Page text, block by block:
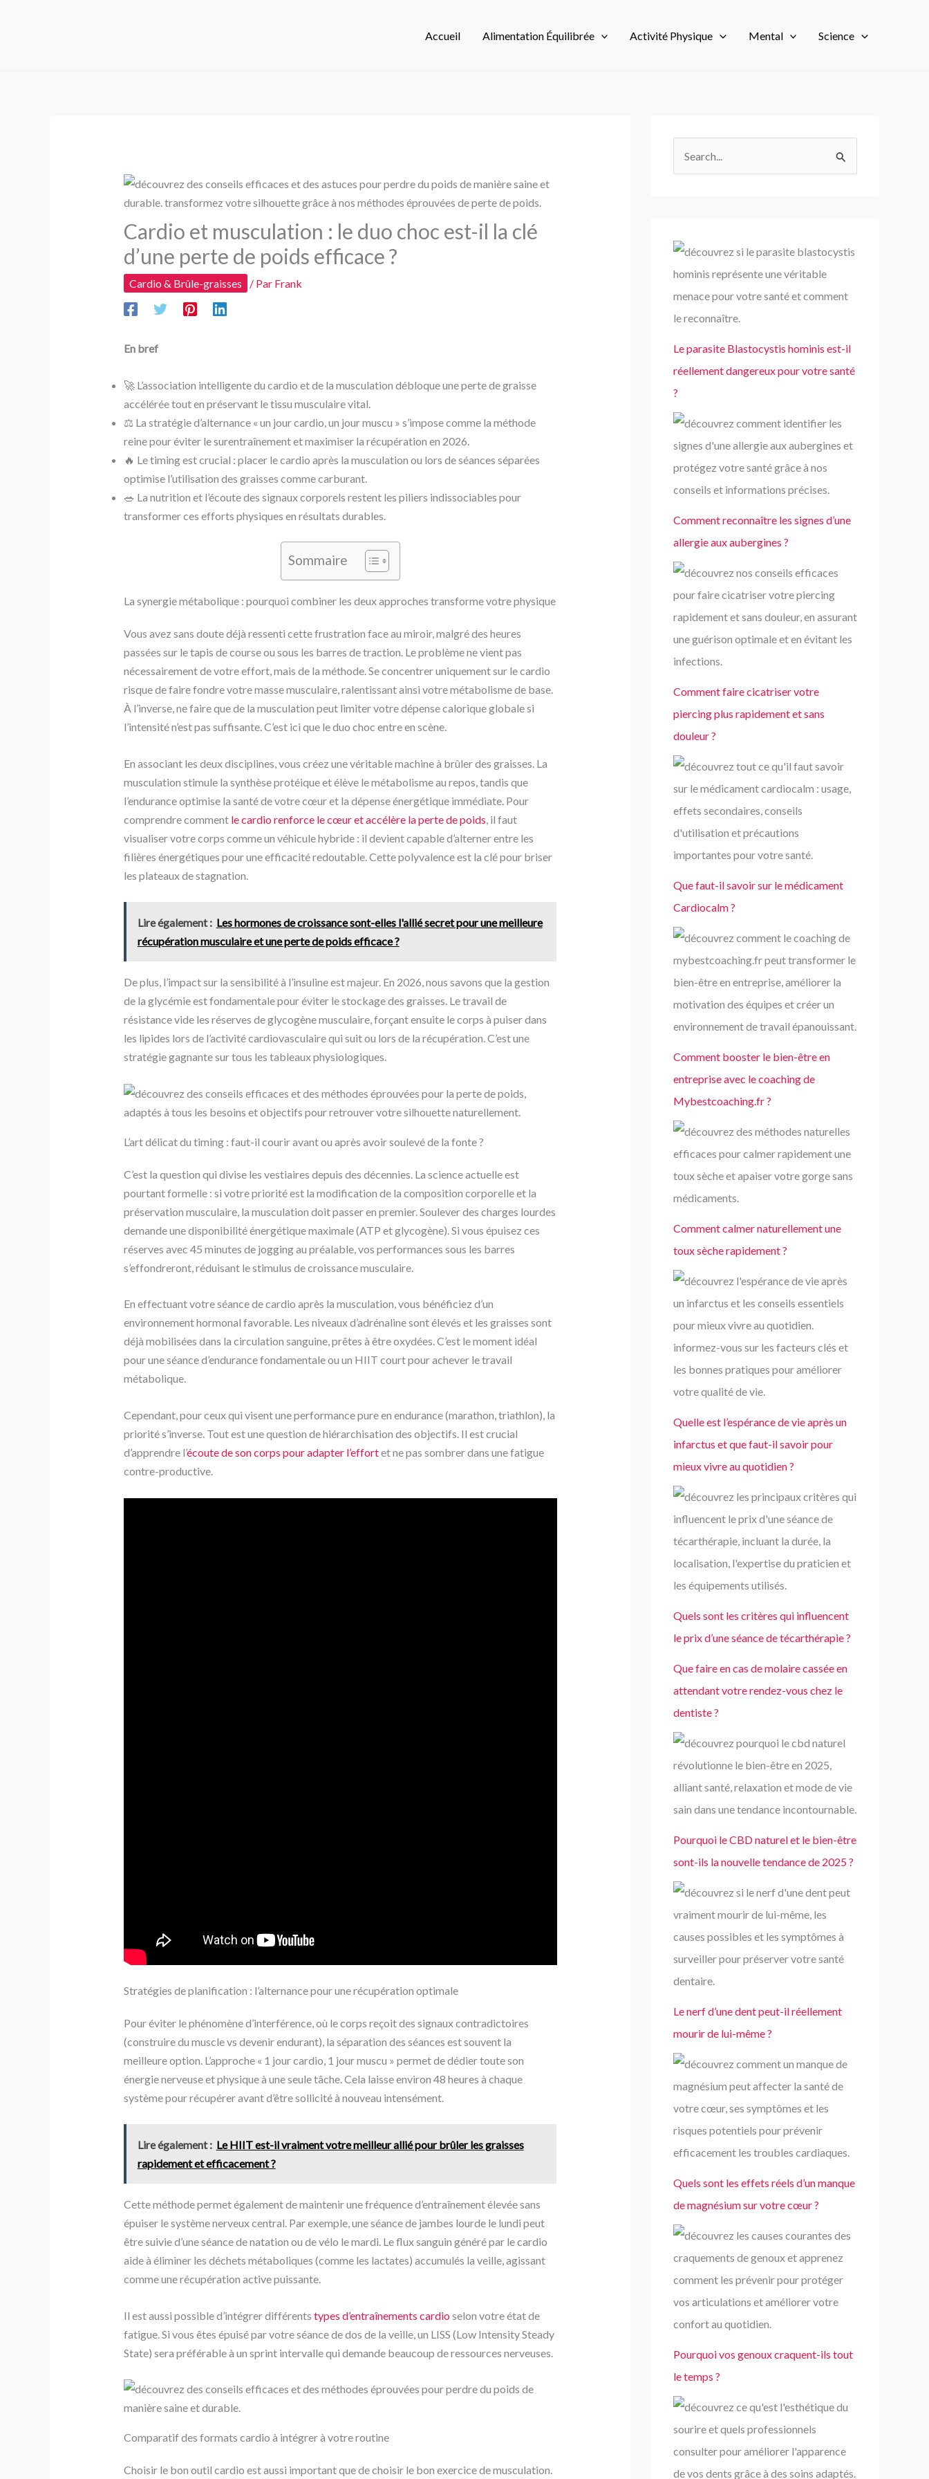
Accueil Alimentation Équilibrée Activité Physique Mental Science
Cardio et musculation : le duo choc est-il la clé
d’une perte de poids efficace ?
Cardio & Brûle-graisses / Par Frank
En bref
🚀 L’association intelligente du cardio et de la musculation débloque une perte de graisse
accélérée tout en préservant le tissu musculaire vital.
⚖️ La stratégie d’alternance « un jour cardio, un jour muscu » s’impose comme la méthode
reine pour éviter le surentraînement et maximiser la récupération en 2026.
🔥 Le timing est crucial : placer le cardio après la musculation ou lors de séances séparées
optimise l’utilisation des graisses comme carburant.
🥗 La nutrition et l’écoute des signaux corporels restent les piliers indissociables pour
transformer ces efforts physiques en résultats durables.
Sommaire
La synergie métabolique : pourquoi combiner les deux approches transforme votre physique
Vous avez sans doute déjà ressenti cette frustration face au miroir, malgré des heures
passées sur le tapis de course ou sous les barres de traction. Le problème ne vient pas
nécessairement de votre effort, mais de la méthode. Se concentrer uniquement sur le cardio
risque de faire fondre votre masse musculaire, ralentissant ainsi votre métabolisme de base.
À l’inverse, ne faire que de la musculation peut limiter votre dépense calorique globale si
l’intensité n’est pas suffisante. C’est ici que le duo choc entre en scène.
En associant les deux disciplines, vous créez une véritable machine à brûler des graisses. La
musculation stimule la synthèse protéique et élève le métabolisme au repos, tandis que
l’endurance optimise la santé de votre cœur et la dépense énergétique immédiate. Pour
comprendre comment le cardio renforce le cœur et accélère la perte de poids , il faut
visualiser votre corps comme un véhicule hybride : il devient capable d’alterner entre les
filières énergétiques pour une efficacité redoutable. Cette polyvalence est la clé pour briser
les plateaux de stagnation.
Lire également : Les hormones de croissance sont-elles l'allié secret pour une meilleure
récupération musculaire et une perte de poids efficace ?
De plus, l’impact sur la sensibilité à l’insuline est majeur. En 2026, nous savons que la gestion
de la glycémie est fondamentale pour éviter le stockage des graisses. Le travail de
résistance vide les réserves de glycogène musculaire, forçant ensuite le corps à puiser dans
les lipides lors de l’activité cardiovasculaire qui suit ou lors de la récupération. C’est une
stratégie gagnante sur tous les tableaux physiologiques.
L’art délicat du timing : faut-il courir avant ou après avoir soulevé de la fonte ?
C’est la question qui divise les vestiaires depuis des décennies. La science actuelle est
pourtant formelle : si votre priorité est la modification de la composition corporelle et la
préservation musculaire, la musculation doit passer en premier. Soulever des charges lourdes
demande une disponibilité énergétique maximale (ATP et glycogène). Si vous épuisez ces
réserves avec 45 minutes de jogging au préalable, vos performances sous les barres
s’effondreront, réduisant le stimulus de croissance musculaire.
En effectuant votre séance de cardio après la musculation, vous bénéficiez d’un
environnement hormonal favorable. Les niveaux d’adrénaline sont élevés et les graisses sont
déjà mobilisées dans la circulation sanguine, prêtes à être oxydées. C’est le moment idéal
pour une séance d’endurance fondamentale ou un HIIT court pour achever le travail
métabolique.
Cependant, pour ceux qui visent une performance pure en endurance (marathon, triathlon), la
priorité s’inverse. Tout est une question de hiérarchisation des objectifs. Il est crucial
d’apprendre l’écoute de son corps pour adapter l’effortet ne pas sombrer dans une fatigue
contre-productive.
Stratégies de planification : l’alternance pour une récupération optimale
Pour éviter le phénomène d’interférence, où le corps reçoit des signaux contradictoires
(construire du muscle vs devenir endurant), la séparation des séances est souvent la
meilleure option. L’approche « 1 jour cardio, 1 jour muscu » permet de dédier toute son
énergie nerveuse et physique à une seule tâche. Cela laisse environ 48 heures à chaque
système pour récupérer avant d’être sollicité à nouveau intensément.
Lire également : Le HIIT est-il vraiment votre meilleur allié pour brûler les graisses
rapidement et efficacement ?
Cette méthode permet également de maintenir une fréquence d’entraînement élevée sans
épuiser le système nerveux central. Par exemple, une séance de jambes lourde le lundi peut
être suivie d’une séance de natation ou de vélo le mardi. Le flux sanguin généré par le cardio
aide à éliminer les déchets métaboliques (comme les lactates) accumulés la veille, agissant
comme une récupération active puissante.
Il est aussi possible d’intégrer différents types d’entraînements cardio selon votre état de
fatigue. Si vous êtes épuisé par votre séance de dos de la veille, un LISS (Low Intensity Steady
State) sera préférable à un sprint intervalle qui demande beaucoup de ressources nerveuses.
Comparatif des formats cardio à intégrer à votre routine
Choisir le bon outil cardio est aussi important que de choisir le bon exercice de musculation.
c
h
e
r
:
Le parasite Blastocystis hominis est-il
réellement dangereux pour votre santé
?
Comment reconnaître les signes d’une
allergie aux aubergines ?
Comment faire cicatriser votre
piercing plus rapidement et sans
douleur ?
Que faut-il savoir sur le médicament
Cardiocalm ?
Comment booster le bien-être en
entreprise avec le coaching de
Mybestcoaching.fr ?
Comment calmer naturellement une
toux sèche rapidement ?
Quelle est l’espérance de vie après un
infarctus et que faut-il savoir pour
mieux vivre au quotidien ?
Quels sont les critères qui influencent
le prix d’une séance de técarthérapie ?
Que faire en cas de molaire cassée en
attendant votre rendez-vous chez le
dentiste ?
Pourquoi le CBD naturel et le bien-être
sont-ils la nouvelle tendance de 2025 ?
Le nerf d’une dent peut-il réellement
mourir de lui-même ?
Quels sont les effets réels d’un manque
de magnésium sur votre cœur ?
Pourquoi vos genoux craquent-ils tout
le temps ?